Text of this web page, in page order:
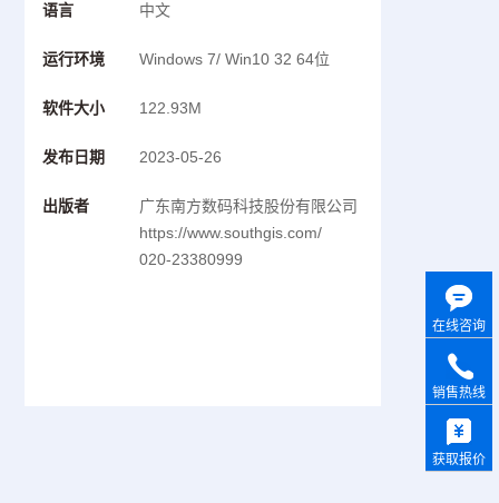
语言 中文
运行环境 Windows 7/ Win10 32 64位
软件大小 122.93M
发布日期 2023-05-26
出版者
广东南方数码科技股份有限公司
https://www.southgis.com/
020-23380999
在线咨询
销售热线
获取报价